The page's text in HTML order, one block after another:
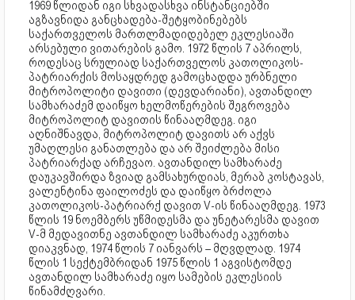
1969 წლიდან იგი სხვადასხვა ინსტანციებში
აგზავნიდა განცხადება-შეტყობინებებს
საქართველოს მართლმადიდებელ ეკლესიაში
არსებული ვითარების გამო. 1972 წლის 7 აპრილს,
როდესაც სრულიად საქართველოს კათოლიკოს-
პატრიარქის მოსაყდრედ გამოცხადდა ურბნელი
მიტროპოლიტი დავითი (დევდარიანი), ავთანდილ
სამხარაძემ დაიწყო ხელმოწერების შეგროვება
მიტროპოლიტ დავითის წინააღმდეგ. იგი
აღნიშნავდა, მიტროპოლიტ დავითს არ აქვს
უმაღლესი განათლება და არ შეიძლება მისი
პატრიარქად არჩევაო. ავთანდილ სამხარაძე
დაუკავშირდა ზვიად გამსახურდიას, მერაბ კოსტავას,
ვალენტინა ფაილოძეს და დაიწყო ბრძოლა
კათოლიკოს-პატრიარქ დავით V-ის წინააღმდეგ. 1973
წლის 19 ნოემბერს უწმიდესმა და უნეტარესმა დავით
V-მ მედავითნე ავთანდილ სამხარაძე აკურთხა
დიაკვნად, 1974 წლის 7 იანვარს – მღვდლად. 1974
წლის 1 სექტემბრიდან 1975 წლის 1 აგვისტომდე
ავთანდილ სამხარაძე იყო სამების ეკლესიის
წინამძღვარი.